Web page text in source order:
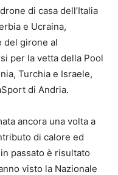
di casa dell’Italia
e Ucraina,
del girone al
per la vetta della Pool
Turchia e Israele,
di Andria.
ancora una volta a
di calore ed
passato è risultato
visto la Nazionale